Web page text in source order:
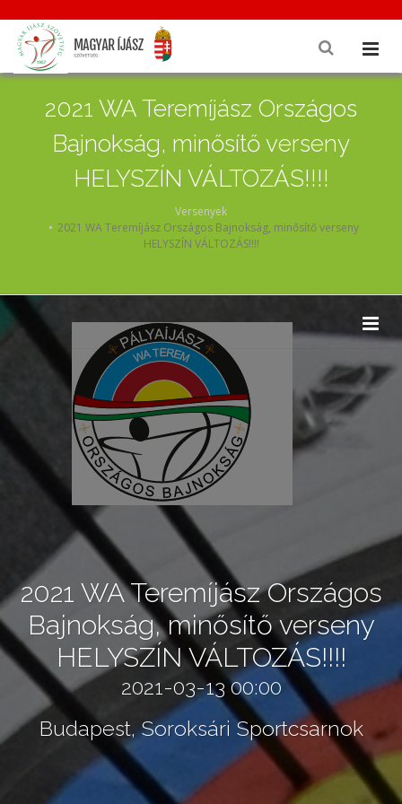
2021 WA Teremíjász Országos
Bajnokság, minősítő verseny
HELYSZÍN VÁLTOZÁS!!!!
Versenyek
2021 WA Teremíjász Országos Bajnokság, minősítő verseny
HELYSZÍN VÁLTOZÁS!!!!
2021 WA Teremíjász Országos
Bajnokság, minősítő verseny
HELYSZÍN VÁLTOZÁS!!!!
2021-03-13 00:00
Budapest, Soroksári Sportcsarnok